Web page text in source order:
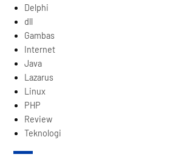
Delphi
dll
Gambas
Internet
Java
Lazarus
Linux
PHP
Review
Teknologi